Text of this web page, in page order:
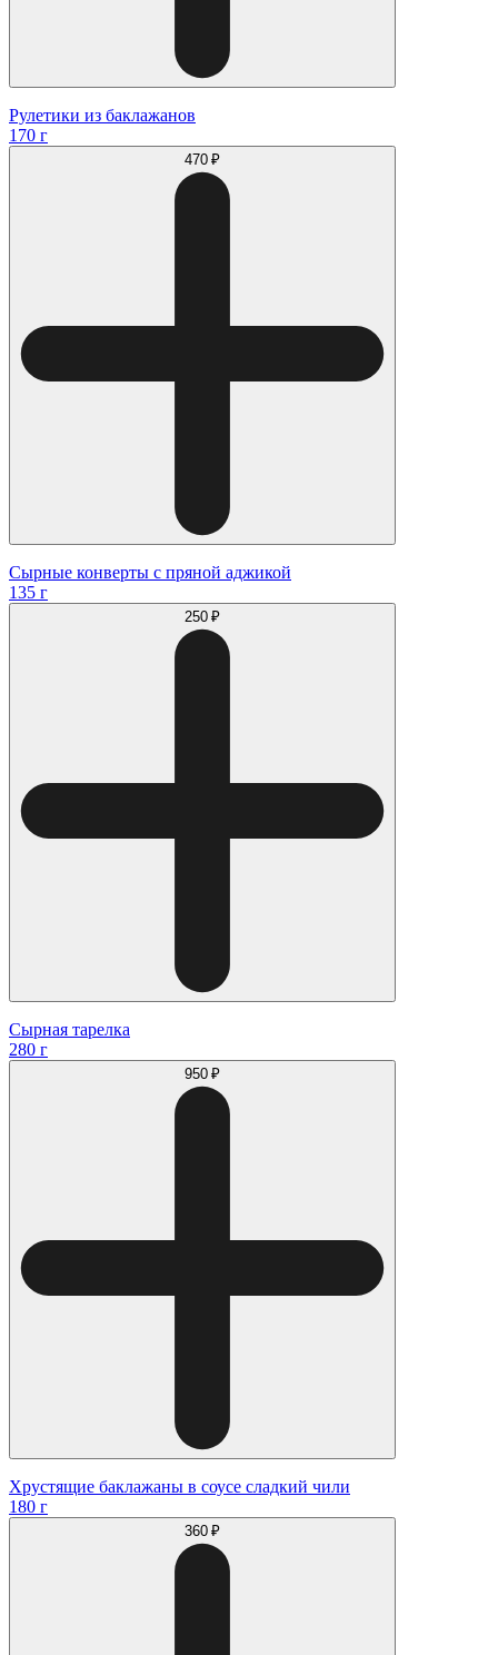
Рулетики из баклажанов
170 г
470 ₽
Сырные конверты с пряной аджикой
135 г
250 ₽
Сырная тарелка
280 г
950 ₽
Хрустящие баклажаны в соусе сладкий чили
180 г
360 ₽